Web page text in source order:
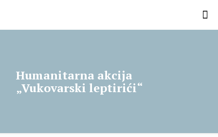
Humanitarna akcija
„Vukovarski leptirići“